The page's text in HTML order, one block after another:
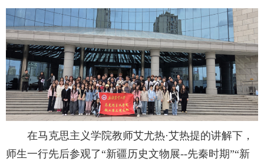
在马克思主义学院教师艾尤热·艾热提的讲解下，
师生一行先后参观了“新疆历史文物展--先秦时期”“新